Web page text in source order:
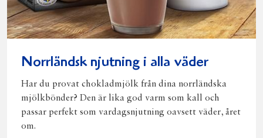
Norrländsk njutning i alla väder
Har du provat chokladmjölk från dina norrländska
mjölkbönder? Den är lika god varm som kall och
passar perfekt som vardagsnjutning oavsett väder, året
om.